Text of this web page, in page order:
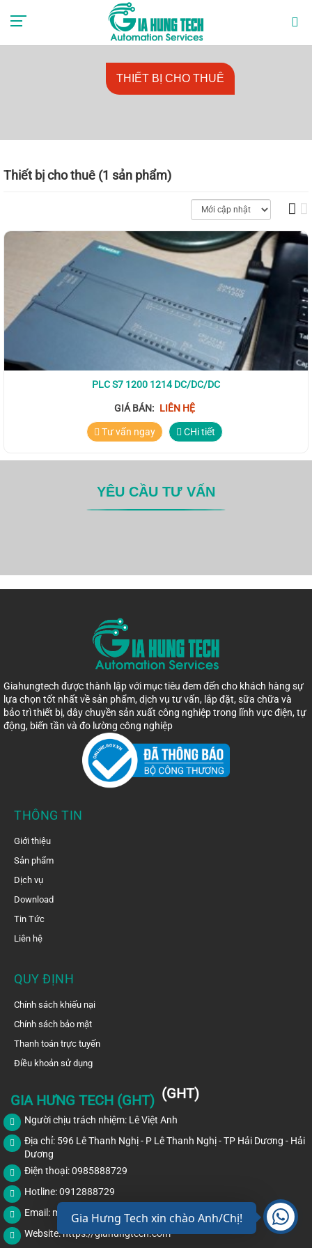
0985888729
mr.anhlv@gmail.com
THIẾT BỊ CHO THUÊ
Thiết bị cho thuê (1 sản phẩm)
PLC S7 1200 1214 DC/DC/DC
GIÁ BÁN: LIÊN HỆ
Tư vấn ngay CHi tiết
YÊU CẦU TƯ VẤN
Giahungtech được thành lập với mục tiêu đem đến cho khách hàng sự
lựa chọn tốt nhất về sản phẩm, dịch vụ tư vấn, lắp đặt, sữa chữa và
bảo trì thiết bị, dây chuyền sản xuất công nghiệp trong lĩnh vực điện, tự
động, biến tần và đo lường công nghiệp
THÔNG TIN
Giới thiệu
Sản phẩm
Dịch vụ
Download
Tin Tức
Liên hệ
QUY ĐỊNH
Chính sách khiếu nại
Chính sách bảo mật
Thanh toán trực tuyến
Điều khoản sử dụng
GIA HƯNG TECH (GHT) (GHT)
Người chịu trách nhiệm: Lê Việt Anh
Địa chỉ: 596 Lê Thanh Nghị - P Lê Thanh Nghị - TP Hải Dương - Hải
Dương
Điện thoại: 0985888729
Hotline: 0912888729
Email: mr.anhlv@gmail.com
Website:https://giahungtech.com
Gia Hưng Tech xin chào Anh/Chị!